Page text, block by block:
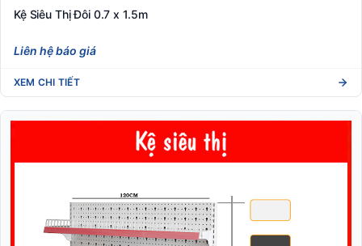
Kệ Siêu Thị Đôi 0.7 x 1.5m
Liên hệ báo giá
XEM CHI TIẾT